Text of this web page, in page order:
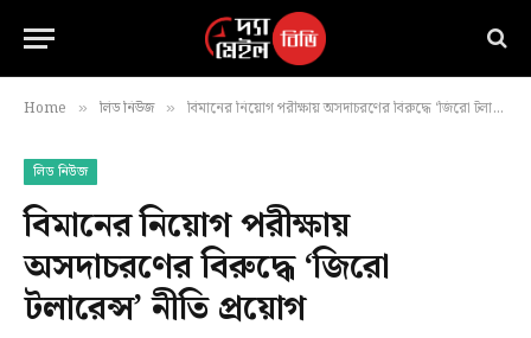
Home » লিড নিউজ » বিমানের নিয়োগ পরীক্ষায় অসদাচরণের বিরুদ্ধে ‘জিরো টলারেন্স’ নীতি প্রয়োগ
লিড নিউজ
বিমানের নিয়োগ পরীক্ষায়
অসদাচরণের বিরুদ্ধে ‘জিরো
টলারেন্স’ নীতি প্রয়োগ